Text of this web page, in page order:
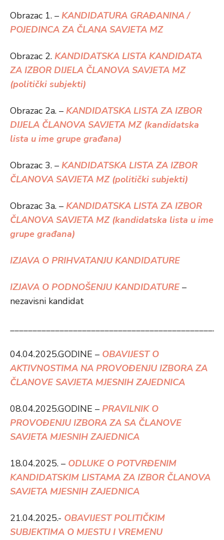
Obrazac 1. – KANDIDATURA GRAĐANINA /
POJEDINCA ZA ČLANA SAVJETA MZ
Obrazac 2. KANDIDATSKA LISTA KANDIDATA
ZA IZBOR DIJELA ČLANOVA SAVJETA MZ
(politički subjekti)
Obrazac 2a. – KANDIDATSKA LISTA ZA IZBOR
DIJELA ČLANOVA SAVJETA MZ (kandidatska
lista u ime grupe građana)
Obrazac 3. – KANDIDATSKA LISTA ZA IZBOR
ČLANOVA SAVJETA MZ (politički subjekti)
Obrazac 3a. – KANDIDATSKA LISTA ZA IZBOR
ČLANOVA SAVJETA MZ (kandidatska lista u ime
grupe građana)
IZJAVA O PRIHVATANJU KANDIDATURE
IZJAVA O PODNOŠENJU KANDIDATURE –
nezavisni kandidat
04.04.2025.GODINE – OBAVIJEST O
AKTIVNOSTIMA NA PROVOĐENJU IZBORA ZA
ČLANOVE SAVJETA MJESNIH ZAJEDNICA
08.04.2025.GODINE – PRAVILNIK O
PROVOĐENJU IZBORA ZA SA ČLANOVE
SAVJETA MJESNIH ZAJEDNICA
18.04.2025. – ODLUKE O POTVRĐENIM
KANDIDATSKIM LISTAMA ZA IZBOR ČLANOVA
SAVJETA MJESNIH ZAJEDNICA
21.04.2025.- OBAVIJEST POLITIČKIM
SUBJEKTIMA O MJESTU I VREMENU